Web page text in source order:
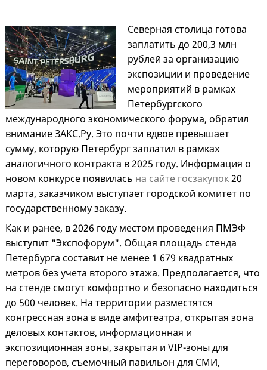
Северная столица готова
заплатить до 200,3 млн
рублей за организацию
экспозиции и проведение
мероприятий в рамках
Петербургского
международного экономического форума, обратил
внимание ЗАКС.Ру. Это почти вдвое превышает
сумму, которую Петербург заплатил в рамках
аналогичного контракта в 2025 году. Информация о
новом конкурсе появилась на сайте госзакупок20
марта, заказчиком выступает городской комитет по
государственному заказу.
Как и ранее, в 2026 году местом проведения ПМЭФ
выступит "Экспофорум". Общая площадь стенда
Петербурга составит не менее 1 679 квадратных
метров без учета второго этажа. Предполагается, что
на стенде смогут комфортно и безопасно находиться
до 500 человек. На территории разместятся
конгрессная зона в виде амфитеатра, открытая зона
деловых контактов, информационная и
экспозиционная зоны, закрытая и VIP-зоны для
переговоров, съемочный павильон для СМИ,